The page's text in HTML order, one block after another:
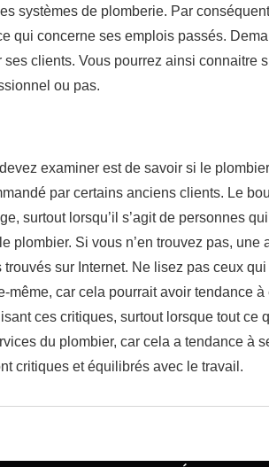
systèmes de plomberie. Par
qui concerne ses emplois passés.
ses clients. Vous pourrez ainsi connaitre
ou pas.
examiner est de savoir si le
par certains anciens clients. Le
surtout lorsqu’il s’agit de personnes
plombier. Si vous n’en trouvez pas, une
sur Internet. Ne lisez pas ceux
même, car cela pourrait avoir tendance
ces critiques, surtout lorsque tout ce
du plombier, car cela a tendance à
critiques et équilibrés avec le travail.